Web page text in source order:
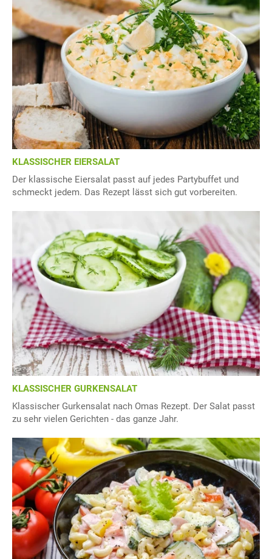
KLASSISCHER EIERSALAT
Der klassische Eiersalat passt auf jedes Partybuffet und
schmeckt jedem. Das Rezept lässt sich gut vorbereiten.
KLASSISCHER GURKENSALAT
Klassischer Gurkensalat nach Omas Rezept. Der Salat passt
zu sehr vielen Gerichten - das ganze Jahr.